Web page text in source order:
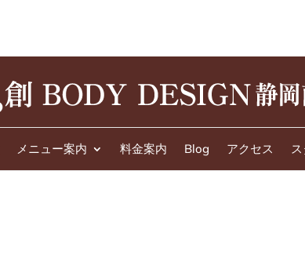
メニュー案内 料金案内 Blog アクセス